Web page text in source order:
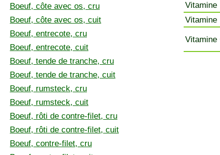
Boeuf, côte avec os, cru
Boeuf, côte avec os, cuit
Boeuf, entrecote, cru
Boeuf, entrecote, cuit
Boeuf, tende de tranche, cru
Boeuf, tende de tranche, cuit
Boeuf, rumsteck, cru
Boeuf, rumsteck, cuit
Boeuf, rôti de contre-filet, cru
Boeuf, rôti de contre-filet, cuit
Boeuf, contre-filet, cru
Vitamine
Vitamine
Vitamine